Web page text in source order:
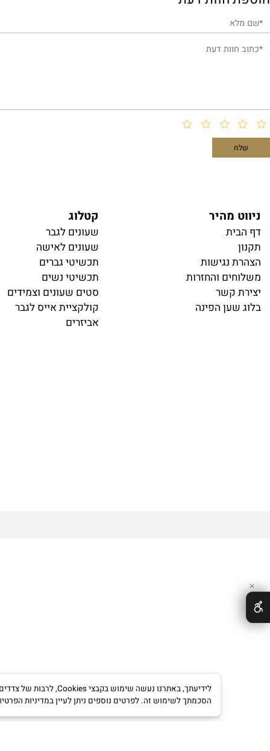
אחרונים שנצפו
חוות דעת
מהיר קטלוג
עונים לגבר
שעונים לאישה